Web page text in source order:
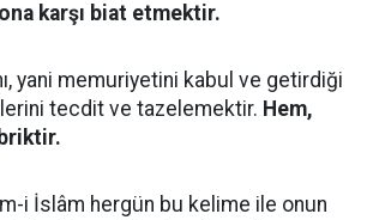
karşı biat etmektir.
yani memuriyetini kabul ve getirdiği
tecdit ve tazelemektir. Hem,
i İslâm hergün bu kelime ile onun